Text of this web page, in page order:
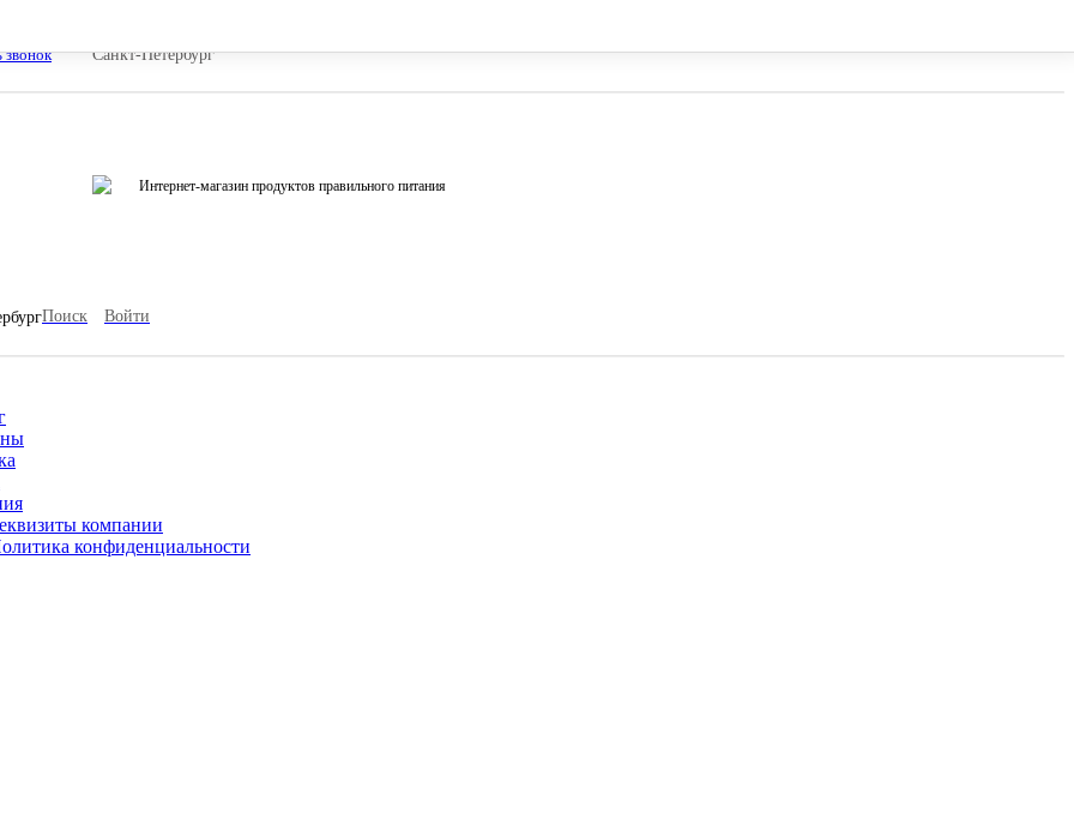
звонок Санкт-Петербург
Интернет-магазин продуктов правильного питания
Поиск Войти
компании
конфиденциальности